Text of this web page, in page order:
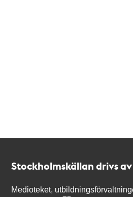
Stockholmskällan drivs av
Medioteket,